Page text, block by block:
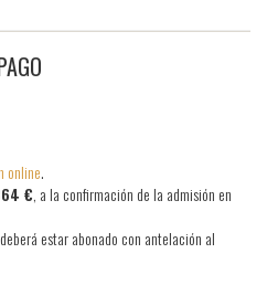
online.
€, a la confirmación de la admisión en
deberá estar abonado con antelación al